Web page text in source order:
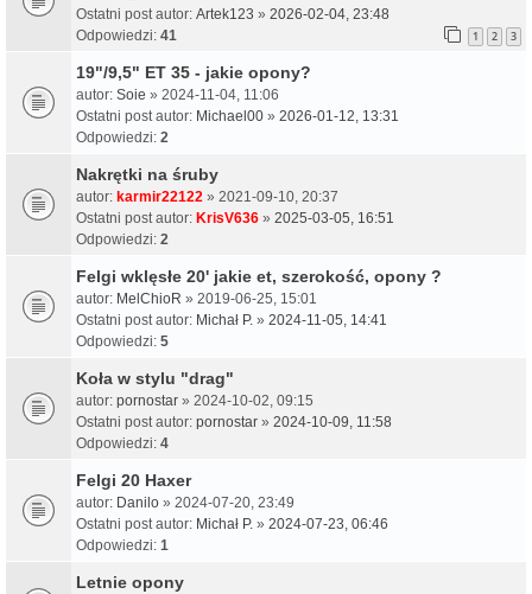
Ostatni post autor: Artek123 » 2026-02-04, 23:48
Odpowiedzi: 41 1 2 3
19"/9,5" ET 35 - jakie opony?
autor: Soie » 2024-11-04, 11:06
Ostatni post autor: Michael00 » 2026-01-12, 13:31
Odpowiedzi: 2
Nakrętki na śruby
autor: karmir22122 » 2021-09-10, 20:37
Ostatni post autor: KrisV636 » 2025-03-05, 16:51
Odpowiedzi: 2
Felgi wklęsłe 20' jakie et, szerokość, opony ?
autor: MelChioR » 2019-06-25, 15:01
Ostatni post autor: Michał P. » 2024-11-05, 14:41
Odpowiedzi: 5
Koła w stylu "drag"
autor: pornostar » 2024-10-02, 09:15
Ostatni post autor: pornostar » 2024-10-09, 11:58
Odpowiedzi: 4
Felgi 20 Haxer
autor: Danilo » 2024-07-20, 23:49
Ostatni post autor: Michał P. » 2024-07-23, 06:46
Odpowiedzi: 1
Letnie opony